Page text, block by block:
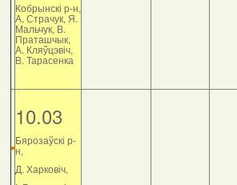
Кобрынскі р-н,
А. Страчук, Я.
Мальчук, В.
Праташчык,
А. Кляўцэвіч,
В. Тарасенка
10.03
Бярозаўскі р-
н,
Д. Харковіч,